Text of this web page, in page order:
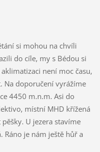
si mohou na chvíli
do cíle, my s Bédou si
není moc času,
Na doporučení vyrážíme
4450 m.n.m. Asi do
místní MHD křížená
U jezera stavíme
Ráno je nám ještě hůř a